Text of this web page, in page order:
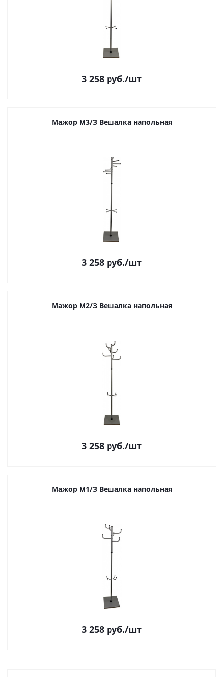
3 258 руб./шт
Мажор М3/З Вешалка напольная
3 258 руб./шт
Мажор М2/З Вешалка напольная
3 258 руб./шт
Мажор М1/З Вешалка напольная
3 258 руб./шт